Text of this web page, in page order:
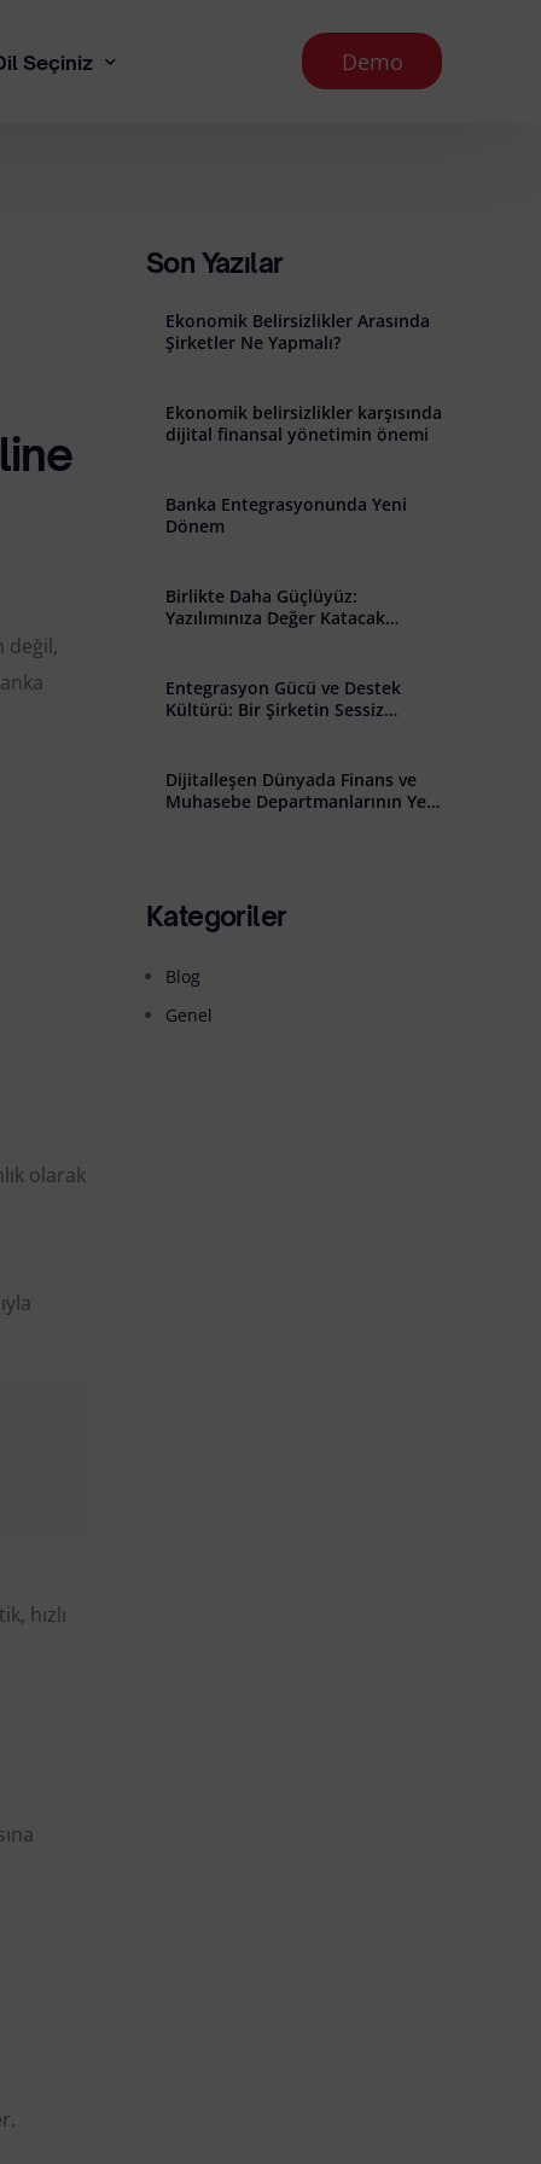
Seçiniz Demo
değil,
olarak
hızlı
Son Yazılar
Ekonomik Belirsizlikler Arasında
Şirketler Ne Yapmalı?
Ekonomik belirsizlikler karşısında
dijital finansal yönetimin önemi
Banka Entegrasyonunda Yeni
Dönem
Birlikte Daha Güçlüyüz:
Yazılımınıza Değer Katacak
Entegrasyon Gücü ve Destek
Kültürü: Bir Şirketin Sessiz
Dijitalleşen Dünyada Finans ve
Muhasebe Departmanlarının Yeni
Kategoriler
Blog
Genel